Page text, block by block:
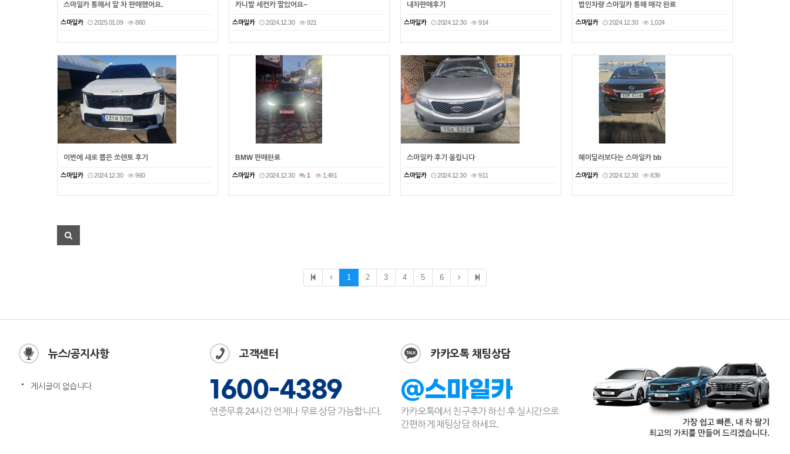
스마일카 통해서 딸 차 판매했어요.
스마일카 2025.01.09 860
카니발 세컨카 팔았어요~
스마일카 2024.12.30 921
내차판매후기
스마일카 2024.12.30 914
법인차량 스마일카 통해 매각 완료
스마일카 2024.12.30 1,024
이번에 새로 뽑은 쏘렌토 후기
스마일카 2024.12.30 960
BMW 판매완료
스마일카 2024.12.30 1 1,491
스마일카 후기 올립니다
스마일카 2024.12.30 911
헤이딜러보다는 스마일카 bb
스마일카 2024.12.30 839
1 2 3 4 5 6
뉴스/공지사항
게시글이 없습니다
고객센터
1600-4389
연중무휴 24시간 언제나 무료 상담 가능합니다.
카카오톡 채팅상담
@스마일카
카카오톡에서 친구추가 하신 후 실시간으로
간편하게 채팅상담 하세요.